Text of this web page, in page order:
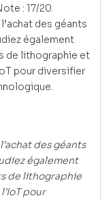
: 17/20.
des géants
également
de lithographie et
pour diversifier
des géants
également
de lithographie
pour